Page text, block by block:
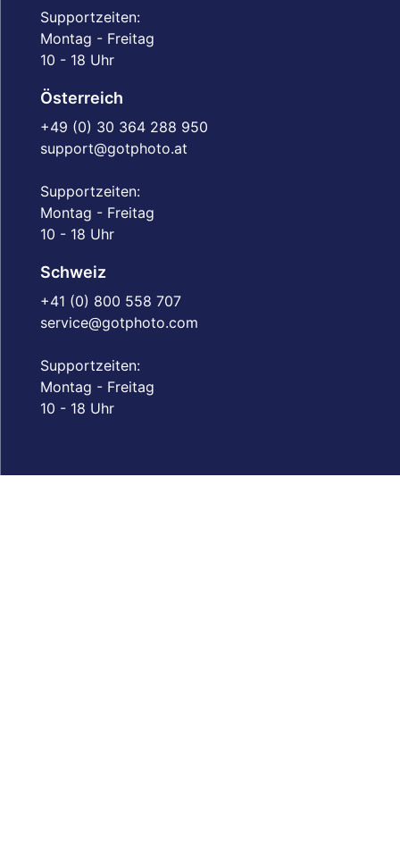
Supportzeiten:
Montag - Freitag
10 - 18 Uhr
Österreich
+49 (0) 30 364 288 950
support@gotphoto.at
Supportzeiten:
Montag - Freitag
10 - 18 Uhr
Schweiz
+41 (0) 800 558 707
service@gotphoto.com
Supportzeiten:
Montag - Freitag
10 - 18 Uhr